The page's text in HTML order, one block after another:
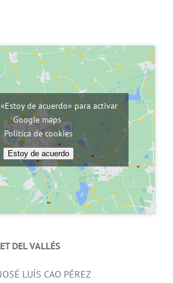
de acuerdo» para activar
Google maps
Política de cookies
Estoy de acuerdo
DEL VALLÉS
LUÍS CAO PÉREZ